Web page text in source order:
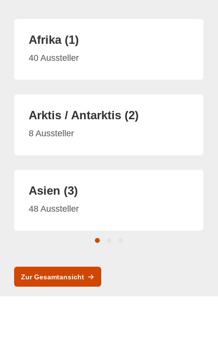
Afrika (1)
40 Aussteller
Arktis / Antarktis (2)
8 Aussteller
Asien (3)
48 Aussteller
Zur Gesamtansicht